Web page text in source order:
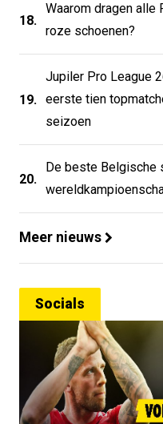
18.
Waarom dragen alle
roze schoenen?
19.
Jupiler Pro League
eerste tien
seizoen
20.
De beste Belgische
Meer nieuws
Socials